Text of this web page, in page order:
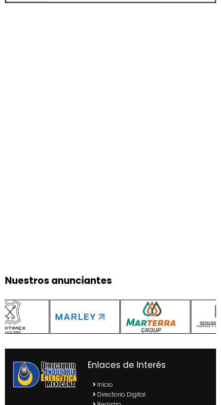
Nuestros anunciantes
Enlaces de Interés
Inicio
Directorio Digital